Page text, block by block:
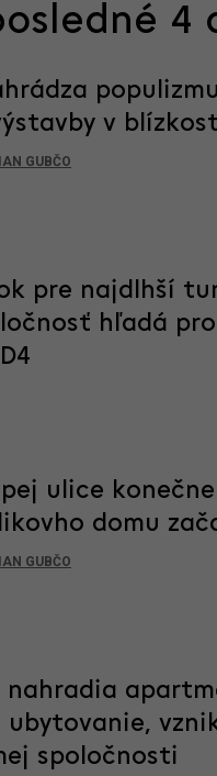
4
v
GUBČO
pre najdlhší
hľadá
ulice
domu
GUBČO
ubytovanie,
spoločnosti